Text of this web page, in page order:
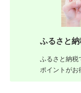
ふるさと納
ふるさと納税
ポイントがお